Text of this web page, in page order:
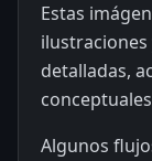
Estas
detalladas,
Algunos